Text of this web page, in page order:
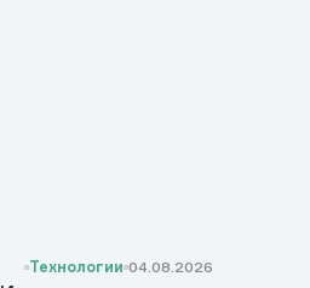
Технологии 04.08.2026